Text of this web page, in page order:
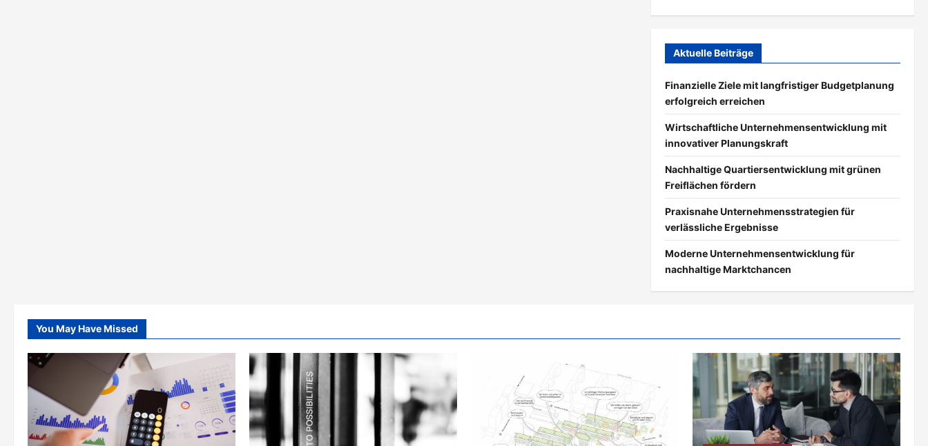
Aktuelle Beiträge
Finanzielle Ziele mit langfristiger Budgetplanung
erfolgreich erreichen
Wirtschaftliche Unternehmensentwicklung mit
innovativer Planungskraft
Nachhaltige Quartiersentwicklung mit grünen
Freiflächen fördern
Praxisnahe Unternehmensstrategien für
verlässliche Ergebnisse
Moderne Unternehmensentwicklung für
nachhaltige Marktchancen
You May Have Missed